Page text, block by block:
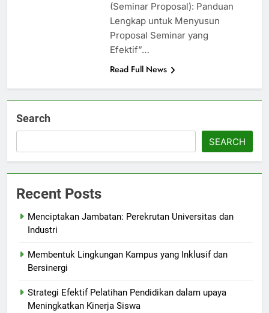
(Seminar Proposal): Panduan
Lengkap untuk Menyusun
Proposal Seminar yang
Efektif”…
Read Full News
Search
SEARCH
Recent Posts
Menciptakan Jambatan: Perekrutan Universitas dan
Industri
Membentuk Lingkungan Kampus yang Inklusif dan
Bersinergi
Strategi Efektif Pelatihan Pendidikan dalam upaya
Meningkatkan Kinerja Siswa